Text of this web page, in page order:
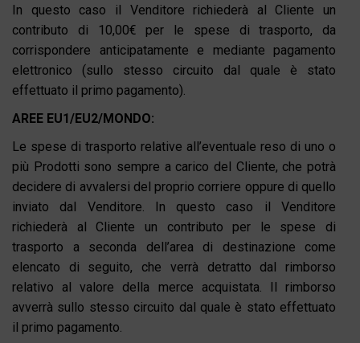
In questo caso il Venditore richiederà al Cliente un
contributo di 10,00€ per le spese di trasporto, da
corrispondere anticipatamente e mediante pagamento
elettronico (sullo stesso circuito dal quale è stato
effettuato il primo pagamento).
AREE EU1/EU2/MONDO:
Le spese di trasporto relative all’eventuale reso di uno o
più Prodotti sono sempre a carico del Cliente, che potrà
decidere di avvalersi del proprio corriere oppure di quello
inviato dal Venditore. In questo caso il Venditore
richiederà al Cliente un contributo per le spese di
trasporto a seconda dell’area di destinazione come
elencato di seguito, che verrà detratto dal rimborso
relativo al valore della merce acquistata. Il rimborso
avverrà sullo stesso circuito dal quale è stato effettuato
il primo pagamento.